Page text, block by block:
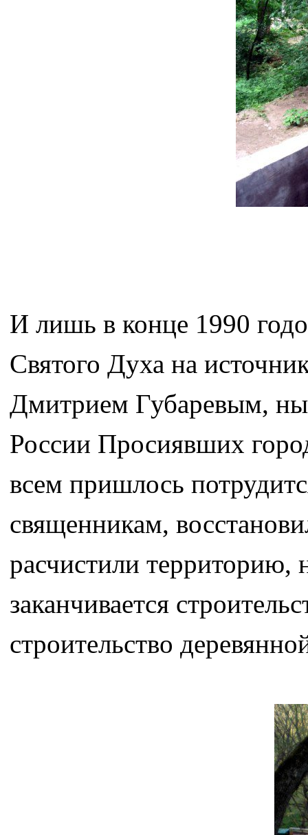
И лишь в конце 1990
Святого Духа на
Дмитрием Губаревым,
России Просиявших
всем пришлось
священникам,
расчистили территорию,
заканчивается
строительство